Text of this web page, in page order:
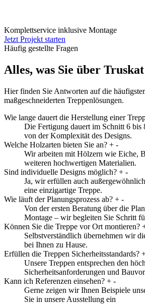
Komplettservice inklusive Montage
Jetzt Projekt starten
Häufig gestellte Fragen
Alles, was Sie über Truskat
Hier finden Sie Antworten auf die
maßgeschneiderten Treppenlösungen.
Wie lange dauert die Herstellung einer
Die Fertigung dauert im Schnitt 6 bis
von der Komplexität des Designs.
Welche Holzarten bieten Sie an? + -
Wir arbeiten mit Hölzern wie Eiche,
weiteren hochwertigen Materialien.
Sind individuelle Designs möglich? + -
Ja, wir erfüllen auch
eine einzigartige Treppe.
Wie läuft der Planungsprozess ab? + -
Von der ersten Beratung über die
Montage – wir begleiten Sie Schritt
Können Sie die Treppe vor Ort montieren?
Selbstverständlich übernehmen wir
bei Ihnen zu Hause.
Erfüllen die Treppen Sicherheitsstandards?
Unsere Treppen entsprechen den
Sicherheitsanforderungen und
Kann ich Referenzen einsehen? + -
Gerne zeigen wir Ihnen Beispiele
Sie in unsere Ausstellung ein